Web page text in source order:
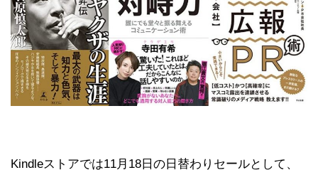
Kindleストアでは11月18日の日替わりセールとして、